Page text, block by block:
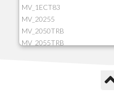
MV_1ECT83
MV_20255
MV_2050TRB
MV_2055TRB